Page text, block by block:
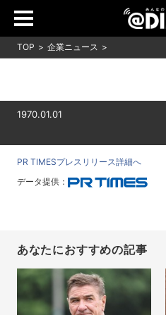
TOP 企業ニュース
1970.01.01
PR TIMESプレスリリース詳細へ
データ提供：
あなたにおすすめの記事